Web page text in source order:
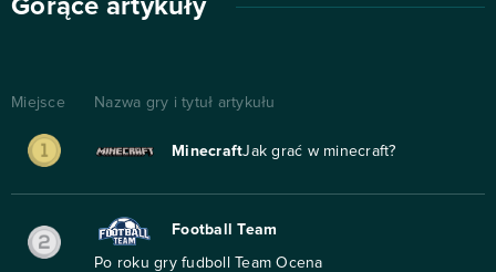
Gorące artykuły
Miejsce Nazwa gry i tytuł artykułu
MinecraftJak grać w minecraft?
Football Team
Po roku gry fudboll Team Ocena